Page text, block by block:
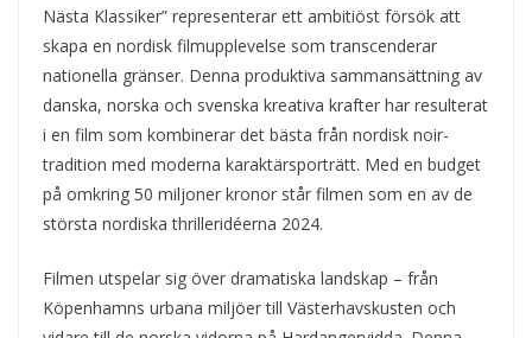
Nästa Klassiker” representerar ett ambitiöst försök att
skapa en nordisk filmupplevelse som transcenderar
nationella gränser. Denna produktiva sammansättning av
danska, norska och svenska kreativa krafter har resulterat
i en film som kombinerar det bästa från nordisk noir-
tradition med moderna karaktärsporträtt. Med en budget
på omkring 50 miljoner kronor står filmen som en av de
största nordiska thrilleridéerna 2024.
Filmen utspelar sig över dramatiska landskap – från
Köpenhamns urbana miljöer till Västerhavskusten och